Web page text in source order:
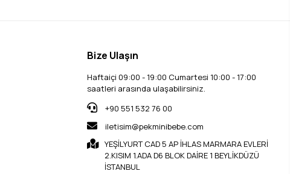
Bize Ulaşın
Haftaiçi 09:00 - 19:00 Cumartesi 10:00 - 17:00
saatleri arasında ulaşabilirsiniz.
+90 551 532 76 00
iletisim@pekminibebe.com
YEŞİLYURT CAD 5 AP İHLAS MARMARA EVLERİ
2.KISIM 1.ADA D6 BLOK DAİRE 1 BEYLİKDÜZÜ
İSTANBUL